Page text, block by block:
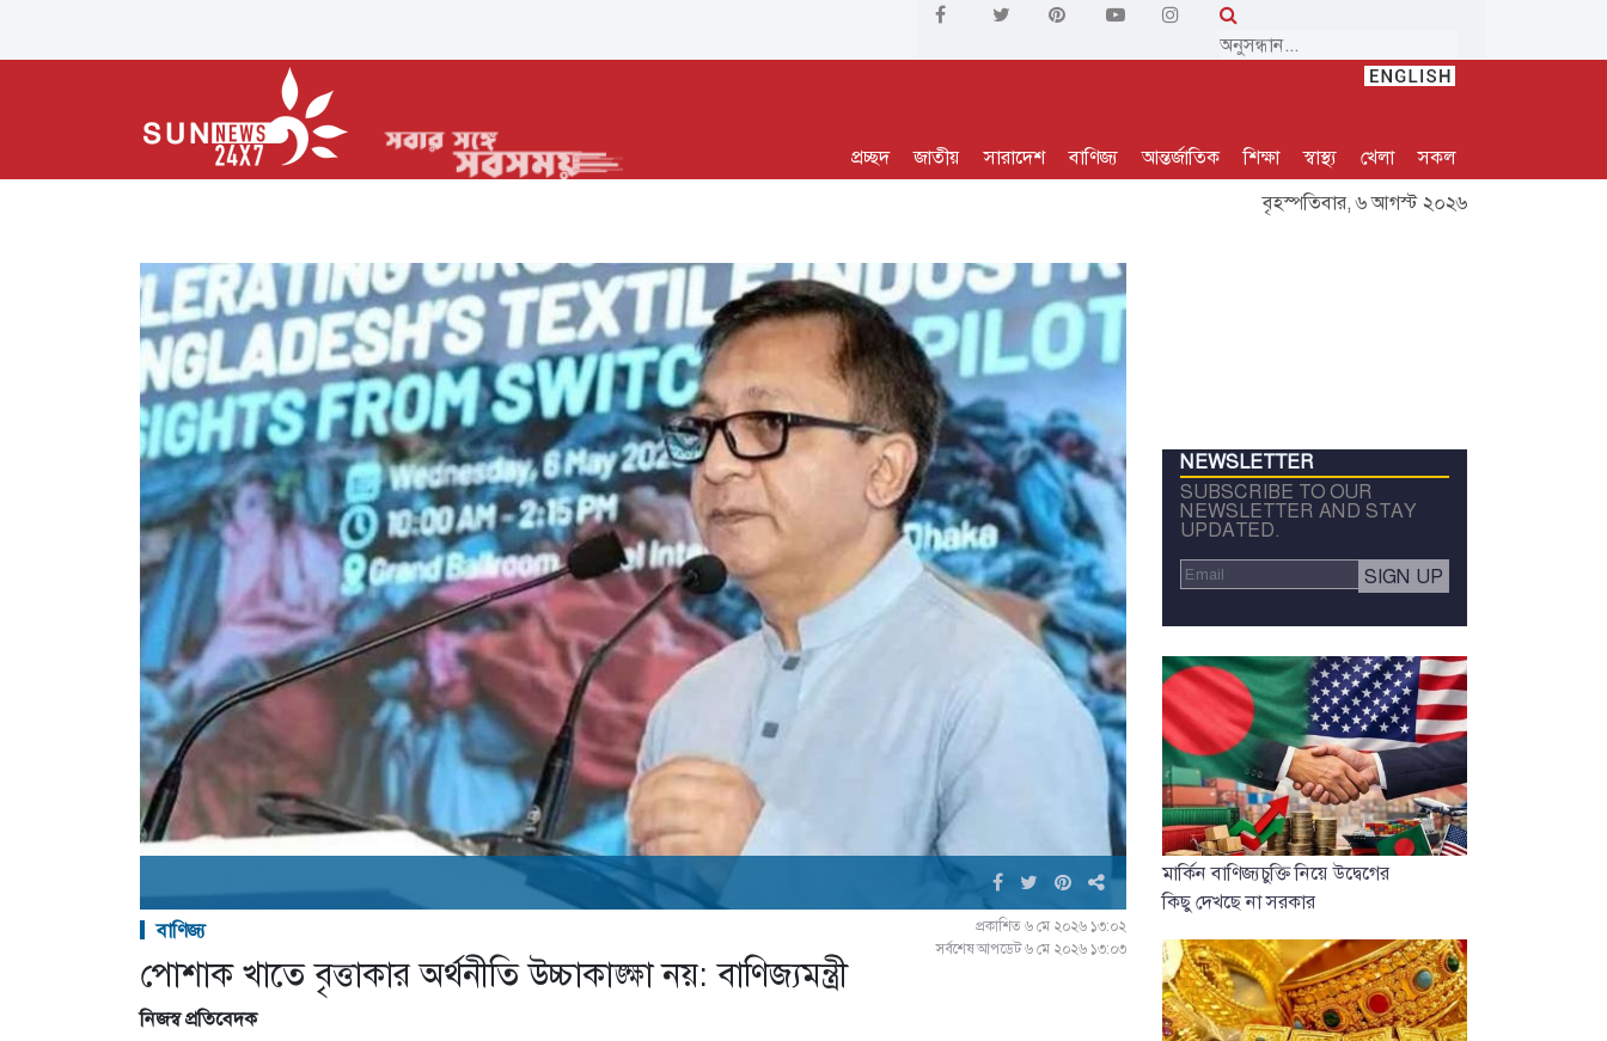
প্রচ্ছদ জাতীয় সারাদেশ বাণিজ্য আন্তর্জাতিক শিক্ষা স্বাস্থ্য খেলা
সকল
বৃহস্পতিবার, ৬ আগস্ট ২০২৬
বাণিজ্য
প্রকাশিত ৬ মে ২০২৬ ১৩:০২
সর্বশেষ আপডেট ৬ মে ২০২৬ ১৩:০৩
পোশাক খাতে বৃত্তাকার অর্থনীতি উচ্চাকাঙ্ক্ষা নয়: বাণিজ্যমন্ত্রী
নিজস্ব প্রতিবেদক
NEWSLETTER
SUBSCRIBE TO OUR
NEWSLETTER AND STAY
UPDATED.
মার্কিন বাণিজ্যচুক্তি নিয়ে উদ্বেগের
কিছু দেখছে না সরকার